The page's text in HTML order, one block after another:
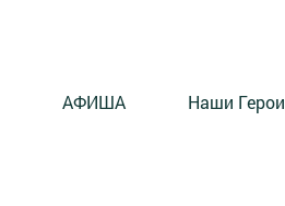
АФИША Наши Герои